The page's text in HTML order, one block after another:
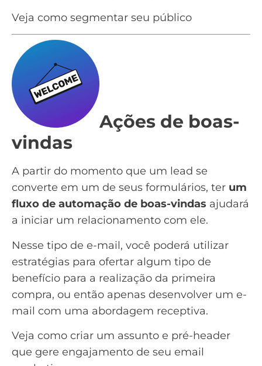
Veja como segmentar seu público
Ações de boas-
vindas
A partir do momento que um lead se
converte em um de seus formulários, ter um
fluxo de automação de boas-vindas ajudará
a iniciar um relacionamento com ele.
Nesse tipo de e-mail, você poderá utilizar
estratégias para ofertar algum tipo de
benefício para a realização da primeira
compra, ou então apenas desenvolver um e-
mail com uma abordagem receptiva.
Veja como criar um assunto e pré-header
que gere engajamento de seu email